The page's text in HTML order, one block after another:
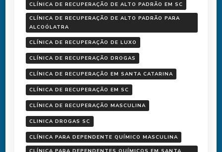
CLÍNICA DE RECUPERAÇÃO DE ALTO PADRÃO EM SC
CLÍNICA DE RECUPERAÇÃO DE ALTO PADRÃO PARA
ALCOÓLATRA
CLÍNICA DE RECUPERAÇÃO DE LUXO
CLÍNICA DE RECUPERAÇÃO DROGAS
CLÍNICA DE RECUPERAÇÃO EM SANTA CATARINA
CLÍNICA DE RECUPERAÇÃO EM SC
CLÍNICA DE RECUPERAÇÃO MASCULINA
CLINICA DROGAS SC
CLÍNICA PARA DEPENDENTE QUÍMICO MASCULINA